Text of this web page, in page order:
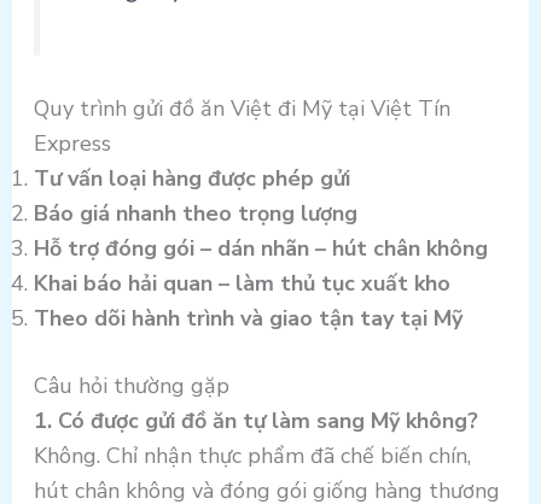
Quy trình gửi đồ ăn Việt đi Mỹ tại Việt Tín
Express
Tư vấn loại hàng được phép gửi
Báo giá nhanh theo trọng lượng
Hỗ trợ đóng gói – dán nhãn – hút chân không
Khai báo hải quan – làm thủ tục xuất kho
Theo dõi hành trình và giao tận tay tại Mỹ
Câu hỏi thường gặp
1. Có được gửi đồ ăn tự làm sang Mỹ không?
Không. Chỉ nhận thực phẩm đã chế biến chín,
hút chân không và đóng gói giống hàng thương